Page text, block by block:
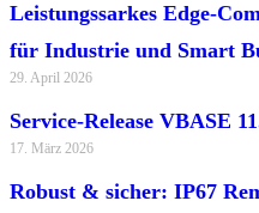
Leistungssarkes Edge-
für Industrie und Smart
29. April 2026
Service-Release VBASE
17. März 2026
Robust & sicher: IP67